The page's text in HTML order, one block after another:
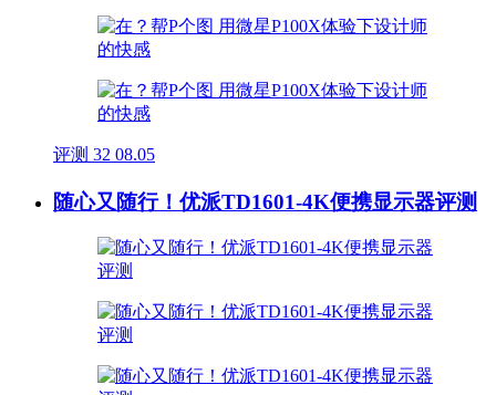
评测 32 08.05
随心又随行！优派TD1601-4K便携显示器评测